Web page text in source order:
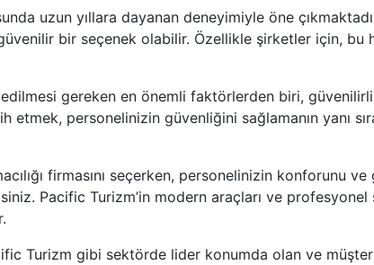
uzun yıllara dayanan deneyimiyle öne
güvenilir bir seçenek olabilir. Özellikle şirketler için,
edilmesi gereken en önemli faktörlerden biri,
etmek, personelinizin güvenliğini sağlamanın yanı
firmasını seçerken, personelinizin konforunu
Pacific Turizm’in modern araçları ve
Turizm gibi sektörde lider konumda olan ve